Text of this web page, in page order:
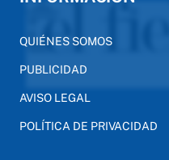
QUIÉNES SOMOS
PUBLICIDAD
AVISO LEGAL
POLÍTICA DE PRIVACIDAD